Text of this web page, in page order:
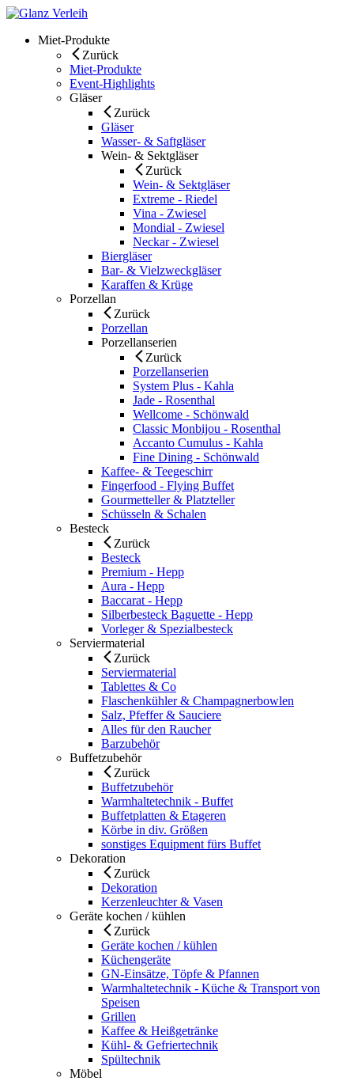
Skip
contentMiet-Produkte
Zurück
Miet-Produkte
Event-Highlights
Gläser
Zurück
Gläser
Wasser- & Saftgläser
Wein- & Sektgläser
Zurück
Wein- & Sektgläser
Extreme - Riedel
Vina - Zwiesel
Mondial - Zwiesel
Neckar - Zwiesel
Biergläser
Bar- & Vielzweckgläser
Karaffen & Krüge
Porzellan
Zurück
Porzellan
Porzellanserien
Zurück
Porzellanserien
System Plus - Kahla
Jade - Rosenthal
Wellcome - Schönwald
Classic Monbijou - Rosenthal
Accanto Cumulus - Kahla
Fine Dining - Schönwald
Kaffee- & Teegeschirr
Fingerfood - Flying Buffet
Gourmetteller & Platzteller
Schüsseln & Schalen
Besteck
Zurück
Besteck
Premium - Hepp
Aura - Hepp
Baccarat - Hepp
Silberbesteck Baguette - Hepp
Vorleger & Spezialbesteck
Serviermaterial
Zurück
Serviermaterial
Tablettes & Co
Flaschenkühler & Champagnerbowlen
Salz, Pfeffer & Sauciere
Alles für den Raucher
Barzubehör
Buffetzubehör
Zurück
Buffetzubehör
Warmhaltetechnik - Buffet
Buffetplatten & Etageren
Körbe in div. Größen
sonstiges Equipment fürs Buffet
Dekoration
Zurück
Dekoration
Kerzenleuchter & Vasen
Geräte kochen / kühlen
Zurück
Geräte kochen / kühlen
Küchengeräte
GN-Einsätze, Töpfe & Pfannen
Warmhaltetechnik - Küche & Transport von
Speisen
Grillen
Kaffee & Heißgetränke
Kühl- & Gefriertechnik
Spültechnik
Möbel